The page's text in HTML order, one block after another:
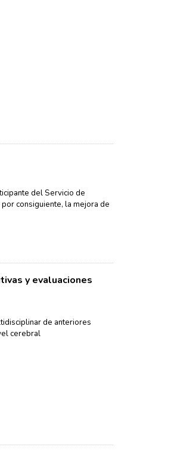
del Servicio de
consiguiente, la mejora de
y evaluaciones
de anteriores
cerebral